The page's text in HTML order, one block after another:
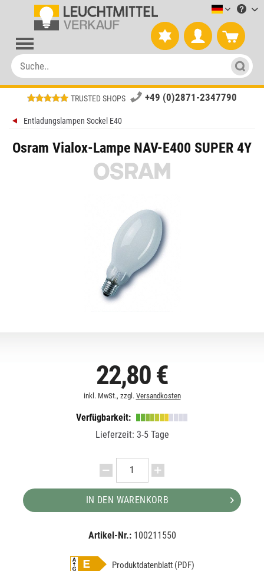
TRUSTED SHOPS +49 (0)2871-2347790
Entladungslampen Sockel E40
Osram Vialox-Lampe NAV-E400 SUPER 4Y
22,80 €
inkl. MwSt., zzgl. Versandkosten
Verfügbarkeit:
Lieferzeit: 3-5 Tage
IN DEN WARENKORB
Artikel-Nr.: 100211550
Produktdatenblatt (PDF)